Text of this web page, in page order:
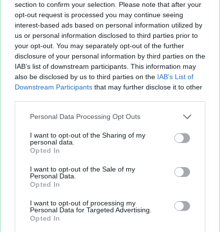
section to confirm your selection. Please note that after your
opt-out request is processed you may continue seeing
interest-based ads based on personal information utilized by
us or personal information disclosed to third parties prior to
your opt-out. You may separately opt-out of the further
disclosure of your personal information by third parties on the
IAB’s list of downstream participants. This information may
also be disclosed by us to third parties on the IAB’s List of
Downstream Participants that may further disclose it to other
Personal Data Processing Opt Outs
I want to opt-out of the Sharing of my
personal data.
Opted In
I want to opt-out of the Sale of my
Personal Data.
Opted In
I want to opt-out of processing my
Personal Data for Targeted Advertising.
Opted In